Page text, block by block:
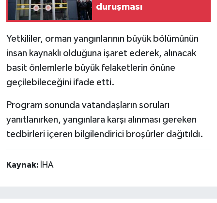
duruşması
Yetkililer, orman yangınlarının büyük bölümünün
insan kaynaklı olduğuna işaret ederek, alınacak
basit önlemlerle büyük felaketlerin önüne
geçilebileceğini ifade etti.
Program sonunda vatandaşların soruları
yanıtlanırken, yangınlara karşı alınması gereken
tedbirleri içeren bilgilendirici broşürler dağıtıldı.
Kaynak: İHA